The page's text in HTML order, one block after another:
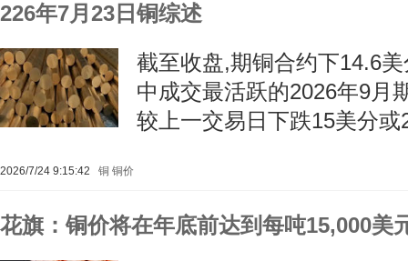
226年7月23日铜综述
截至收盘,期铜合约下14.6
中成交最活跃的2026年9月
较上一交易日下跌15美分或
2026/7/24 9:15:42 铜 铜价
花旗：铜价将在年底前达到每吨15,000美